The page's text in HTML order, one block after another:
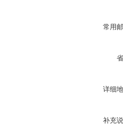
常用
详细
补充